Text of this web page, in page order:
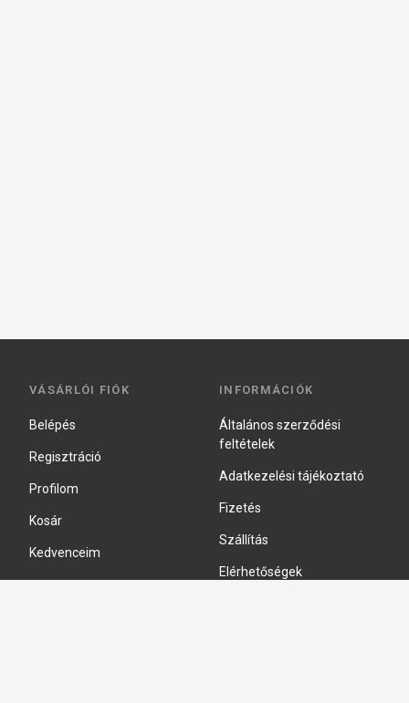
VÁSÁRLÓI FIÓK
Belépés
Regisztráció
Profilom
Kosár
Kedvenceim
INFORMÁCIÓK
Általános szerződési
feltételek
Adatkezelési tájékoztató
Fizetés
Szállítás
Elérhetőségek